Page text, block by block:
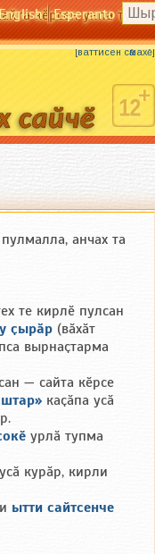
кӗрсен унпа
Esperanto
кӗске, ӗҫченшӗн кун кӗске.
[ваттисен сӑмахӗ]
анчах та
те кирлӗ пулсан
ҫырӑр (вӑхӑт
вырнаҫтарма
— сайта кӗрсе
каҫӑпа усӑ
урлӑ тупма
курӑр, кирли
ытти сайтсенче